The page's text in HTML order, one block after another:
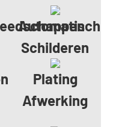
Automatisch
Schilderen
Plating
Afwerking